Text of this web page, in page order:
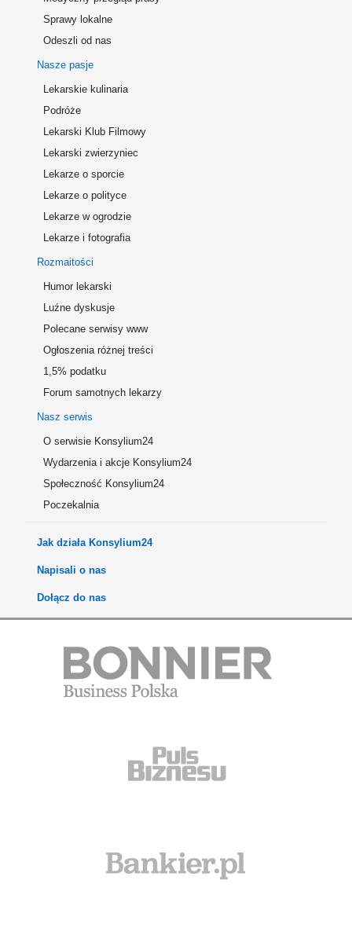
Sprawy lokalne
Odeszli od nas
Nasze pasje
Lekarskie kulinaria
Podróże
Lekarski Klub Filmowy
Lekarski zwierzyniec
Lekarze o sporcie
Lekarze o polityce
Lekarze w ogrodzie
Lekarze i fotografia
Rozmaitości
Humor lekarski
Luźne dyskusje
Polecane serwisy www
Ogłoszenia różnej treści
1,5% podatku
Forum samotnych lekarzy
Nasz serwis
O serwisie Konsylium24
Wydarzenia i akcje Konsylium24
Społeczność Konsylium24
Poczekalnia
Jak działa Konsylium24
Napisali o nas
Dołącz do nas